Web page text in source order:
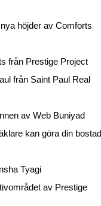
höjder av Comforts
från Prestige Project
från Saint Paul Real
av Web Buniyad
kan göra din bostad
Tyagi
av Prestige